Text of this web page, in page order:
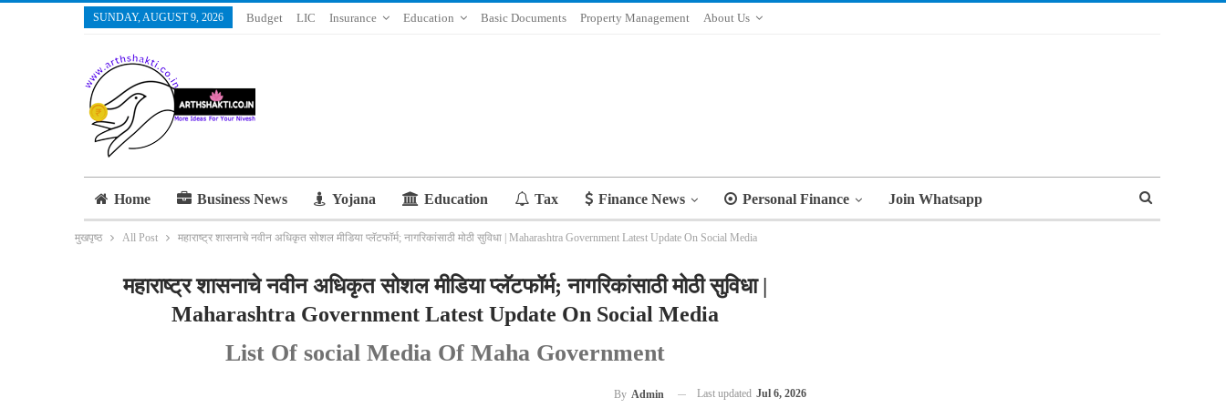
SUNDAY, AUGUST 9, 2026 Budget LIC Insurance Education Basic Documents Property Management About Us
Home Business News Yojana Education Tax Finance News Personal Finance Join Whatsapp
मुखपृष्ठ All Post महाराष्ट्र शासनाचे नवीन अधिकृत सोशल मीडिया प्लॅटफॉर्म; नागरिकांसाठी मोठी सुविधा | Maharashtra Government Latest Update On Social Media
महाराष्ट्र शासनाचे नवीन अधिकृत सोशल मीडिया प्लॅटफॉर्म; नागरिकांसाठी मोठी सुविधा |
Maharashtra Government Latest Update On Social Media
List Of social Media Of Maha Government
By Admin Last updated Jul 6, 2026